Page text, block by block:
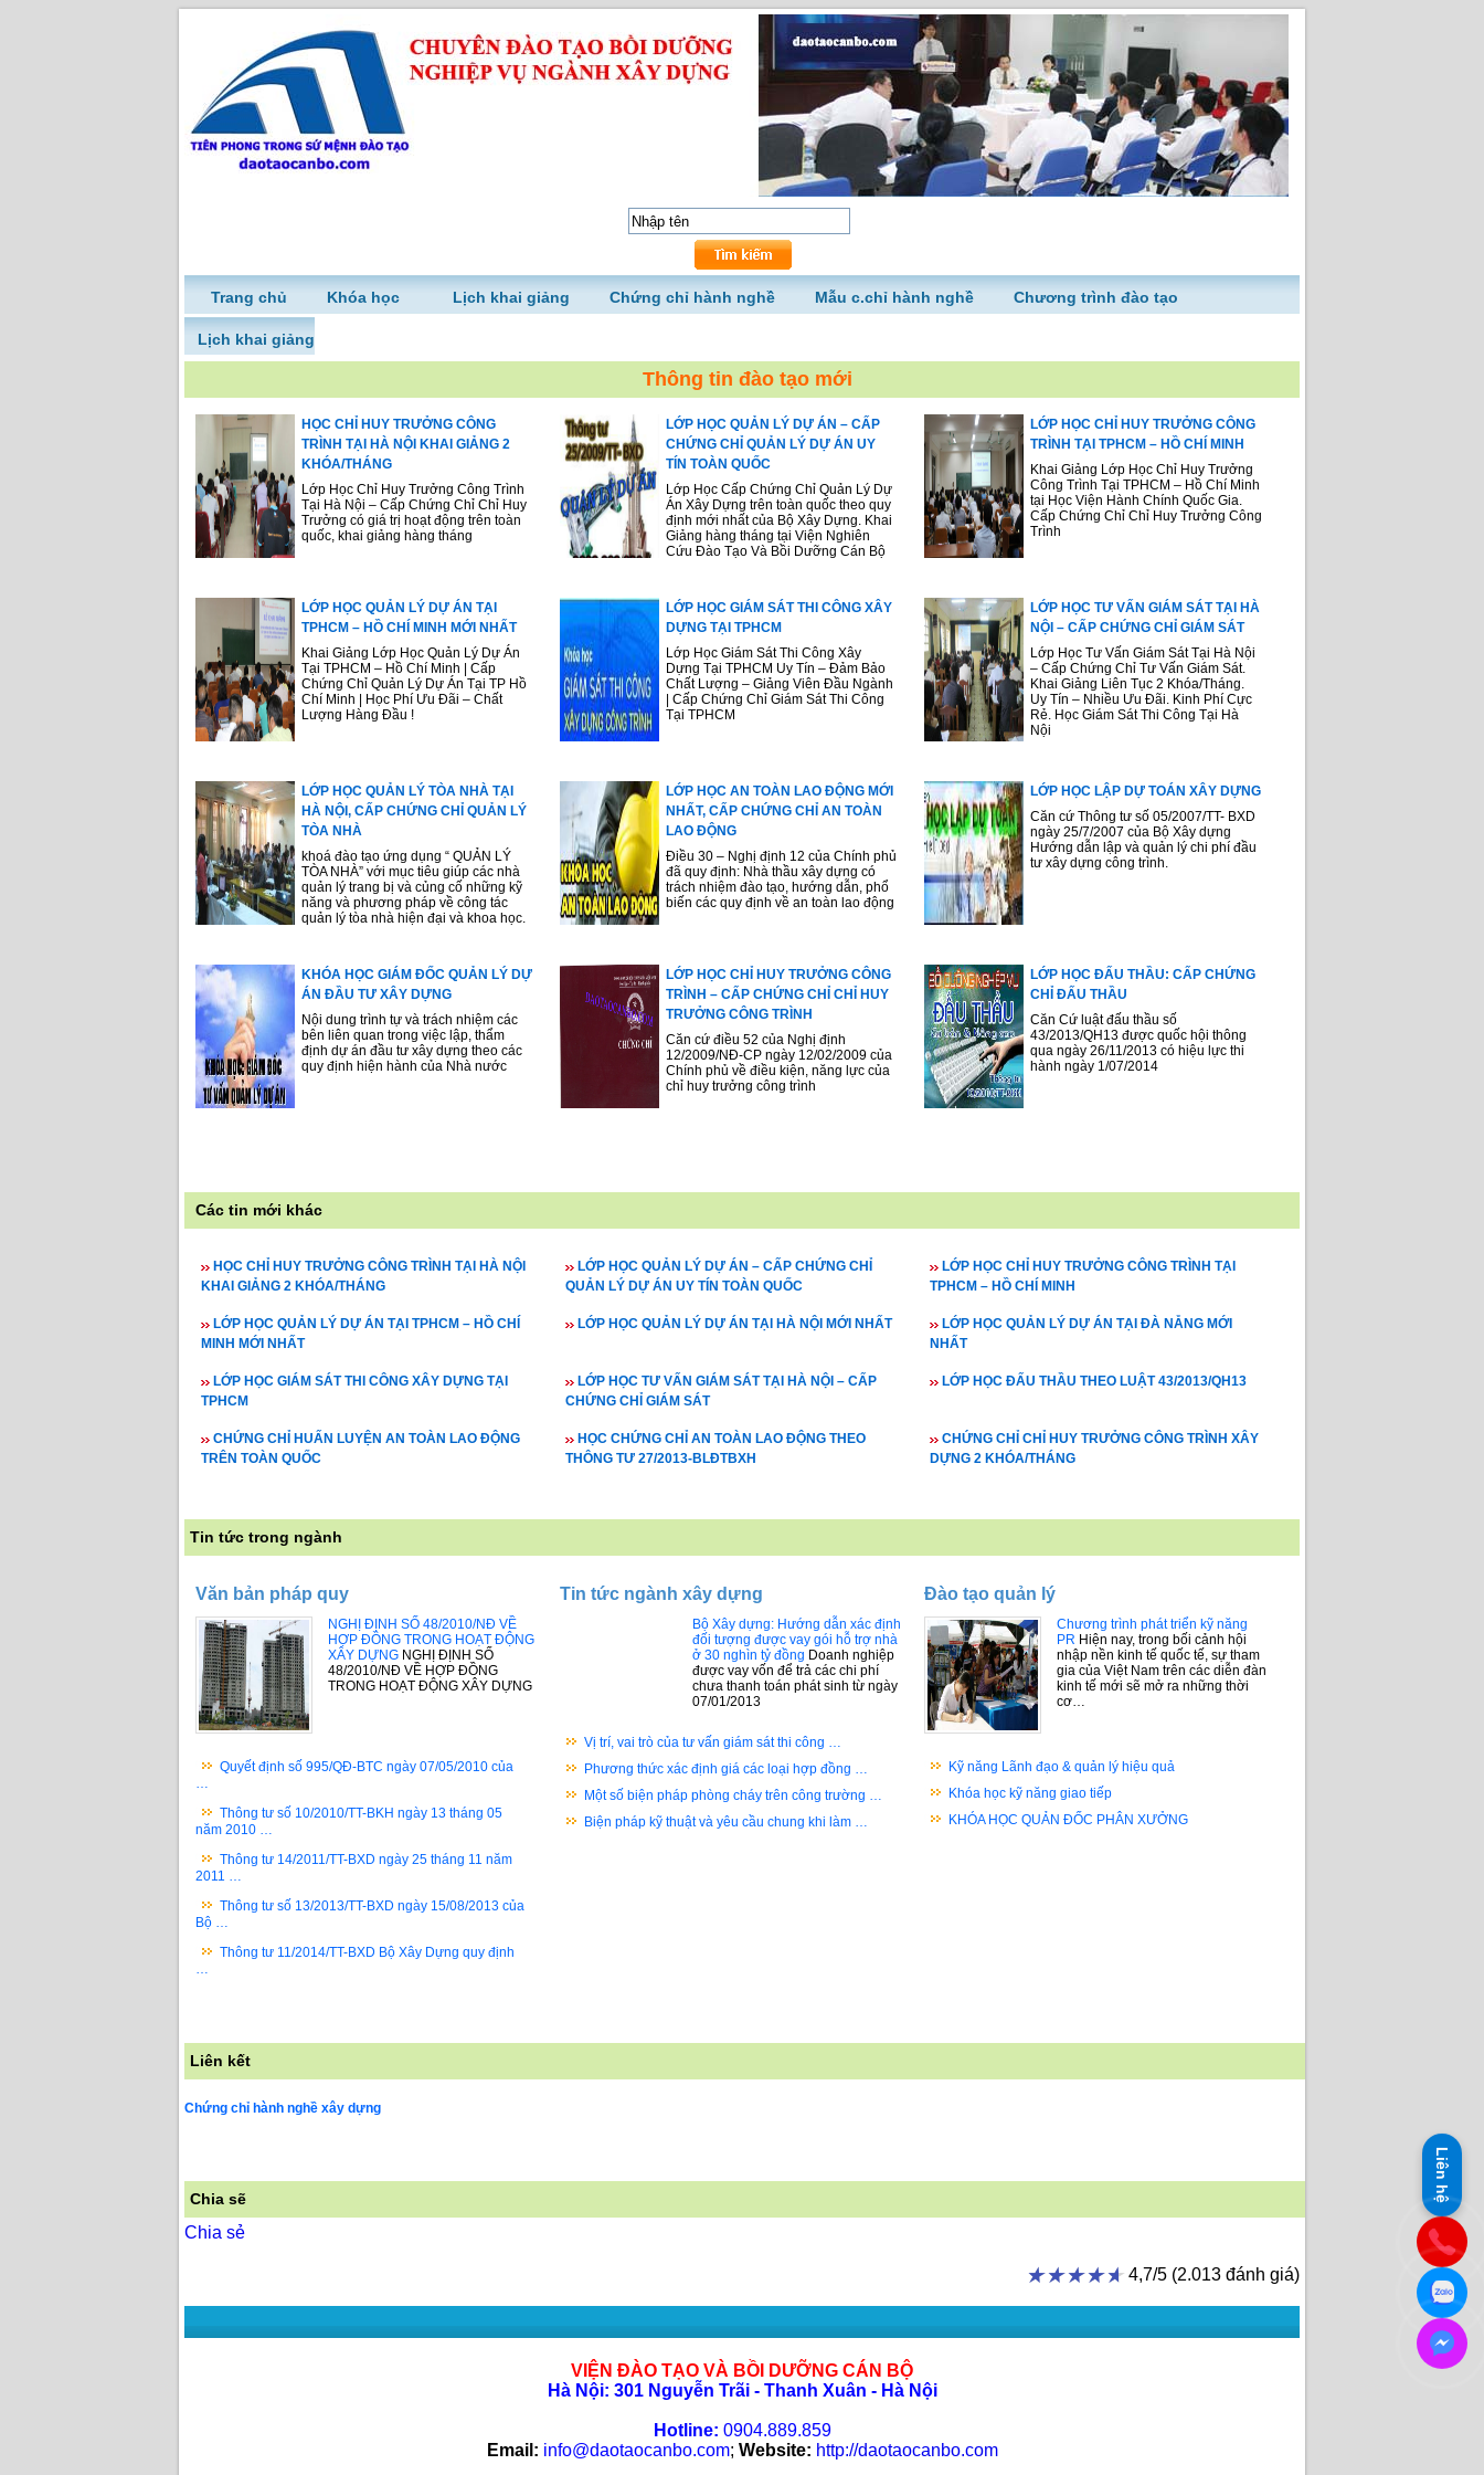
Trang chủ Khóa học Lịch khai giảng Chứng chỉ hành nghề Mẫu c.chỉ hành nghề Chương trình đào tạo
Lịch khai giảng
Thông tin đào tạo mới
HỌC CHỈ HUY TRƯỞNG CÔNG
TRÌNH TẠI HÀ NỘI KHAI GIẢNG 2
KHÓA/THÁNG
Lớp Học Chỉ Huy Trưởng Công Trình
Tại Hà Nội – Cấp Chứng Chỉ Chỉ Huy
Trưởng có giá trị hoạt động trên toàn
quốc, khai giảng hàng tháng
LỚP HỌC QUẢN LÝ DỰ ÁN – CẤP
CHỨNG CHỈ QUẢN LÝ DỰ ÁN UY
TÍN TOÀN QUỐC
Lớp Học Cấp Chứng Chỉ Quản Lý Dự
Án Xây Dựng trên toàn quốc theo quy
định mới nhất của Bộ Xây Dựng. Khai
Giảng hàng tháng tại Viện Nghiên
Cứu Đào Tạo Và Bồi Dưỡng Cán Bộ
LỚP HỌC CHỈ HUY TRƯỞNG CÔNG
TRÌNH TẠI TPHCM – HỒ CHÍ MINH
Khai Giảng Lớp Học Chỉ Huy Trưởng
Công Trình Tại TPHCM – Hồ Chí Minh
tại Học Viện Hành Chính Quốc Gia.
Cấp Chứng Chỉ Chỉ Huy Trưởng Công
Trình
LỚP HỌC QUẢN LÝ DỰ ÁN TẠI
TPHCM – HỒ CHÍ MINH MỚI NHẤT
Khai Giảng Lớp Học Quản Lý Dự Án
Tại TPHCM – Hồ Chí Minh | Cấp
Chứng Chỉ Quản Lý Dự Án Tại TP Hồ
Chí Minh | Học Phí Ưu Đãi – Chất
Lượng Hàng Đầu !
LỚP HỌC GIÁM SÁT THI CÔNG XÂY
DỰNG TẠI TPHCM
Lớp Học Giám Sát Thi Công Xây
Dựng Tại TPHCM Uy Tín – Đảm Bảo
Chất Lượng – Giảng Viên Đầu Ngành
| Cấp Chứng Chỉ Giám Sát Thi Công
Tại TPHCM
LỚP HỌC TƯ VẤN GIÁM SÁT TẠI HÀ
NỘI – CẤP CHỨNG CHỈ GIÁM SÁT
Lớp Học Tư Vấn Giám Sát Tại Hà Nội
– Cấp Chứng Chỉ Tư Vấn Giám Sát.
Khai Giảng Liên Tục 2 Khóa/Tháng.
Uy Tín – Nhiều Ưu Đãi. Kinh Phí Cực
Rẻ. Học Giám Sát Thi Công Tại Hà
Nội
LỚP HỌC QUẢN LÝ TÒA NHÀ TẠI
HÀ NỘI, CẤP CHỨNG CHỈ QUẢN LÝ
TÒA NHÀ
khoá đào tạo ứng dụng “ QUẢN LÝ
TÒA NHÀ” với mục tiêu giúp các nhà
quản lý trang bị và củng cố những kỹ
năng và phương pháp về công tác
quản lý tòa nhà hiện đại và khoa học.
LỚP HỌC AN TOÀN LAO ĐỘNG MỚI
NHẤT, CẤP CHỨNG CHỈ AN TOÀN
LAO ĐỘNG
Điều 30 – Nghị định 12 của Chính phủ
đã quy định: Nhà thầu xây dựng có
trách nhiệm đào tạo, hướng dẫn, phổ
biến các quy định về an toàn lao động
LỚP HỌC LẬP DỰ TOÁN XÂY DỰNG
Căn cứ Thông tư số 05/2007/TT- BXD
ngày 25/7/2007 của Bộ Xây dựng
Hướng dẫn lập và quản lý chi phí đầu
tư xây dựng công trình.
KHÓA HỌC GIÁM ĐỐC QUẢN LÝ DỰ
ÁN ĐẦU TƯ XÂY DỰNG
Nội dung trình tự và trách nhiệm các
bên liên quan trong việc lập, thẩm
định dự án đầu tư xây dựng theo các
quy định hiện hành của Nhà nước
LỚP HỌC CHỈ HUY TRƯỞNG CÔNG
TRÌNH – CẤP CHỨNG CHỈ CHỈ HUY
TRƯỞNG CÔNG TRÌNH
Căn cứ điều 52 của Nghị định
12/2009/NĐ-CP ngày 12/02/2009 của
Chính phủ về điều kiện, năng lực của
chỉ huy trưởng công trình
LỚP HỌC ĐẤU THẦU: CẤP CHỨNG
CHỈ ĐẤU THẦU
Căn Cứ luật đấu thầu số
43/2013/QH13 được quốc hội thông
qua ngày 26/11/2013 có hiệu lực thi
hành ngày 1/07/2014
Các tin mới khác
HỌC CHỈ HUY TRƯỞNG CÔNG TRÌNH TẠI HÀ NỘI
KHAI GIẢNG 2 KHÓA/THÁNG
LỚP HỌC QUẢN LÝ DỰ ÁN – CẤP CHỨNG CHỈ
QUẢN LÝ DỰ ÁN UY TÍN TOÀN QUỐC
LỚP HỌC CHỈ HUY TRƯỞNG CÔNG TRÌNH TẠI
TPHCM – HỒ CHÍ MINH
LỚP HỌC QUẢN LÝ DỰ ÁN TẠI TPHCM – HỒ CHÍ
MINH MỚI NHẤT
LỚP HỌC QUẢN LÝ DỰ ÁN TẠI HÀ NỘI MỚI NHẤT
LỚP HỌC QUẢN LÝ DỰ ÁN TẠI ĐÀ NẴNG MỚI
NHẤT
LỚP HỌC GIÁM SÁT THI CÔNG XÂY DỰNG TẠI
TPHCM
LỚP HỌC TƯ VẤN GIÁM SÁT TẠI HÀ NỘI – CẤP
CHỨNG CHỈ GIÁM SÁT
LỚP HỌC ĐẤU THẦU THEO LUẬT 43/2013/QH13
CHỨNG CHỈ HUẤN LUYỆN AN TOÀN LAO ĐỘNG
TRÊN TOÀN QUỐC
HỌC CHỨNG CHỈ AN TOÀN LAO ĐỘNG THEO
THÔNG TƯ 27/2013-BLĐTBXH
CHỨNG CHỈ CHỈ HUY TRƯỞNG CÔNG TRÌNH XÂY
DỰNG 2 KHÓA/THÁNG
Tin tức trong ngành
Văn bản pháp quy
NGHỊ ĐỊNH SỐ 48/2010/NĐ VỀ
HỢP ĐỒNG TRONG HOẠT ĐỘNG
XÂY DỰNG NGHỊ ĐỊNH SỐ
48/2010/NĐ VỀ HỢP ĐỒNG
TRONG HOẠT ĐỘNG XÂY DỰNG
Quyết định số 995/QĐ-BTC ngày 07/05/2010 của
…
Thông tư số 10/2010/TT-BKH ngày 13 tháng 05
năm 2010 …
Thông tư 14/2011/TT-BXD ngày 25 tháng 11 năm
2011 …
Thông tư số 13/2013/TT-BXD ngày 15/08/2013 của
Bộ …
Thông tư 11/2014/TT-BXD Bộ Xây Dựng quy định
…
Tin tức ngành xây dựng
Bộ Xây dựng: Hướng dẫn xác định
đối tượng được vay gói hỗ trợ nhà
ở 30 nghìn tỷ đồng Doanh nghiệp
được vay vốn để trả các chi phí
chưa thanh toán phát sinh từ ngày
07/01/2013
Vị trí, vai trò của tư vấn giám sát thi công …
Phương thức xác định giá các loại hợp đồng …
Một số biện pháp phòng cháy trên công trường …
Biện pháp kỹ thuật và yêu cầu chung khi làm …
Đào tạo quản lý
Chương trình phát triển kỹ năng
PR Hiện nay, trong bối cảnh hội
nhập nền kinh tế quốc tế, sự tham
gia của Việt Nam trên các diễn đàn
kinh tế mới sẽ mở ra những thời
cơ…
Kỹ năng Lãnh đạo & quản lý hiệu quả
Khóa học kỹ năng giao tiếp
KHÓA HỌC QUẢN ĐỐC PHÂN XƯỞNG
Liên kết
Chứng chỉ hành nghề xây dựng
Chia sẽ
Chia sẻ
★★★★★
★★★★★ 4,7/5 (2.013 đánh giá)
VIỆN ĐÀO TẠO VÀ BỒI DƯỠNG CÁN BỘ
Hà Nội: 301 Nguyễn Trãi - Thanh Xuân - Hà Nội
Hotline: 0904.889.859
Email: info@daotaocanbo.com; Website: http://daotaocanbo.com
Liên hệ